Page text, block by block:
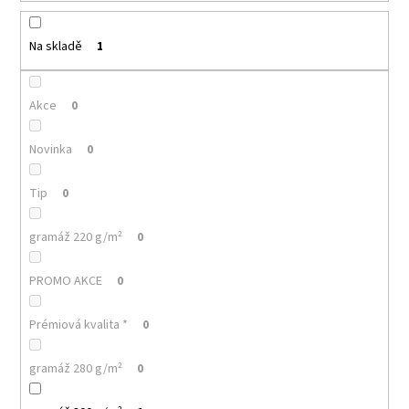
Na skladě 1
Akce 0
Novinka 0
Tip 0
gramáž 220 g/m² 0
PROMO AKCE 0
Prémiová kvalita * 0
gramáž 280 g/m² 0
í
D